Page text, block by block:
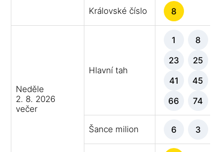
Královské číslo 8
Neděle
2. 8. 2026
večer
Hlavní tah
1 8
23 25
41 45
66 74
Šance milion 6 3